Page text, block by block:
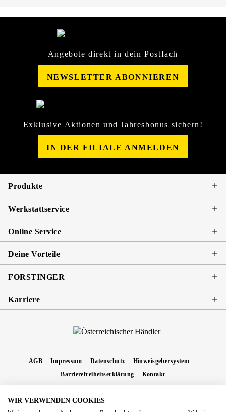
Angebote direkt in dein Postfach
NEWSLETTER ABONNIEREN
Exklusive Aktionen und Jahresbonus sichern!
IN DER FILIALE ANMELDEN
Produkte
Werkstattservice
Online Service
Deine Vorteile
FORSTINGER
Karriere
AGB Impressum Datenschutz
Hinweisgebersystem
Barrierefreiheitserklärung
Kontakt
WIR VERWENDEN COOKIES